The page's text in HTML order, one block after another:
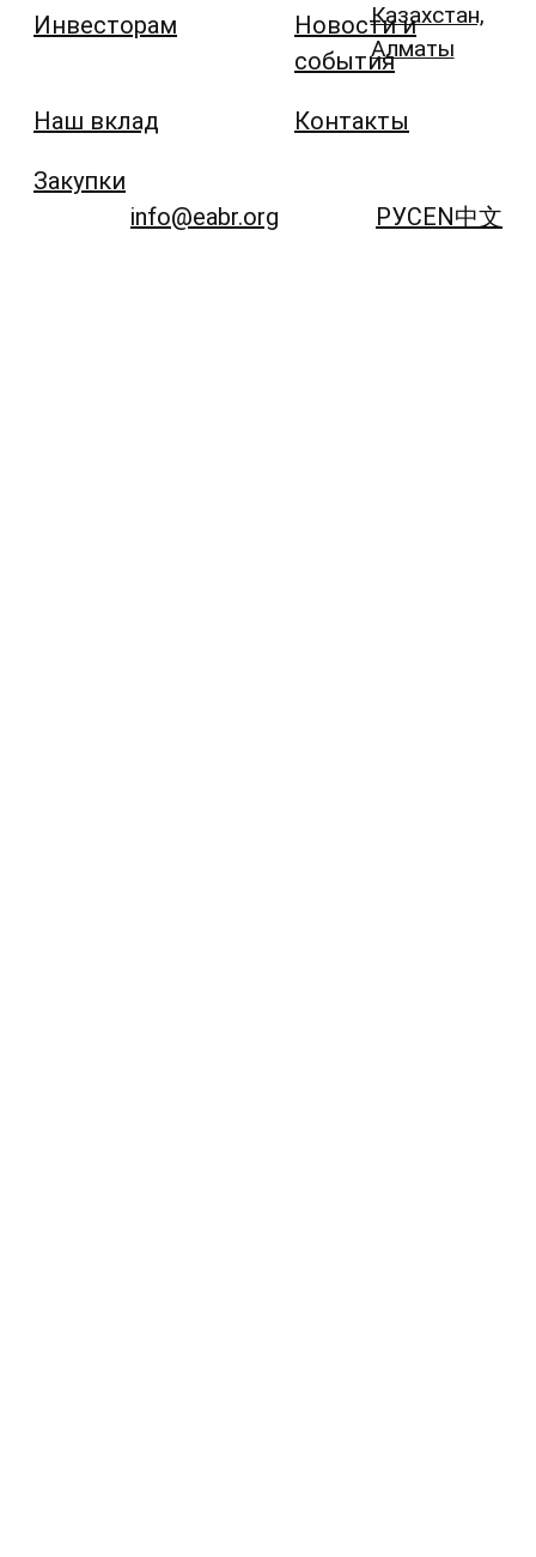
Инвесторам
Наш вклад
Закупки
Новости и
события
Контакты
Казахстан,
Алматы
info@eabr.org РУСEN中文